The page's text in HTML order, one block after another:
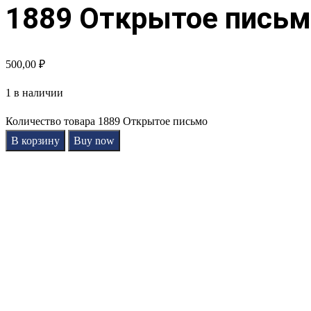
1889 Открытое
500,00 ₽
1 в наличии
Количество товара 1889 Открытое письмо
В корзину
Buy now